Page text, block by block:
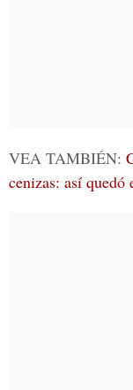
VEA TAMBIÉN:
cenizas: así quedó